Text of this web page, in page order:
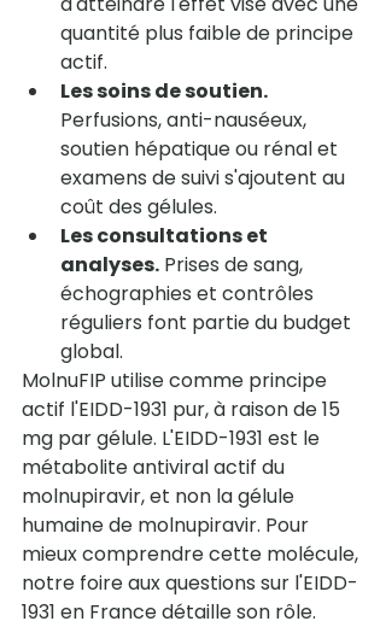
quantité plus faible de principe
actif.
Les soins de soutien.
Perfusions, anti-nauséeux,
soutien hépatique ou rénal et
examens de suivi s'ajoutent au
coût des gélules.
Les consultations et
analyses. Prises de sang,
échographies et contrôles
réguliers font partie du budget
global.
MolnuFIP utilise comme principe
actif l'EIDD-1931 pur, à raison de 15
mg par gélule. L'EIDD-1931 est le
métabolite antiviral actif du
molnupiravir, et non la gélule
humaine de molnupiravir. Pour
mieux comprendre cette molécule,
notre foire aux questions sur l'EIDD-
1931 en France détaille son rôle.